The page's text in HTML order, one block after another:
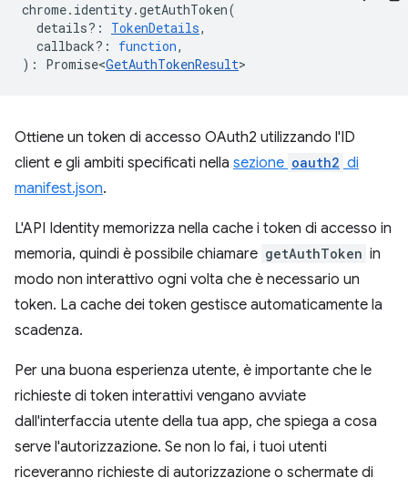
chrome. identity.getAuthToken(
details? : TokenDetails,
callback? : function,
) : Promise<GetAuthTokenResult>
Ottiene un token di accesso OAuth2 utilizzando l'ID
client e gli ambiti specificati nella sezione oauth2 di
manifest.json.
L'API Identity memorizza nella cache i token di accesso in
memoria, quindi è possibile chiamare getAuthToken in
modo non interattivo ogni volta che è necessario un
token. La cache dei token gestisce automaticamente la
scadenza.
Per una buona esperienza utente, è importante che le
richieste di token interattivi vengano avviate
dall'interfaccia utente della tua app, che spiega a cosa
serve l'autorizzazione. Se non lo fai, i tuoi utenti
riceveranno richieste di autorizzazione o schermate di